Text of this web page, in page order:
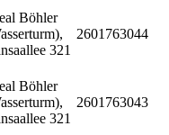
Böhler
321
2601763044
Böhler
321
2601763043